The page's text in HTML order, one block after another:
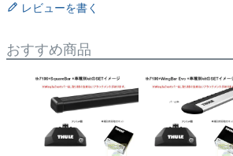
レビューを書く
おすすめ商品